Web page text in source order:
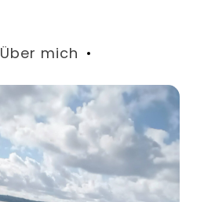
Über mich